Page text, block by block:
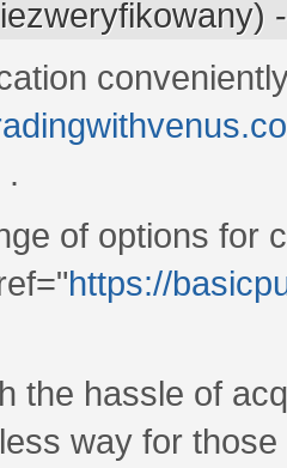
.
of options for
https://
the hassle of
way for